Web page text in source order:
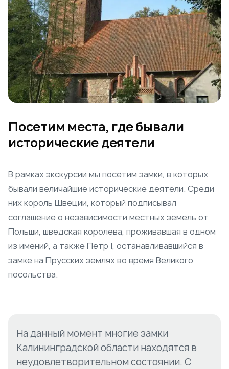
Посетим места, где бывали
исторические деятели
В рамках экскурсии мы посетим замки, в которых
бывали величайшие исторические деятели. Среди
них король Швеции, который подписывал
соглашение о независимости местных земель от
Польши, шведская королева, проживавшая в одном
из имений, а также Петр I, останавливавшийся в
замке на Прусских землях во время Великого
посольства.
На данный момент многие замки
Калининградской области находятся в
неудовлетворительном состоянии. С